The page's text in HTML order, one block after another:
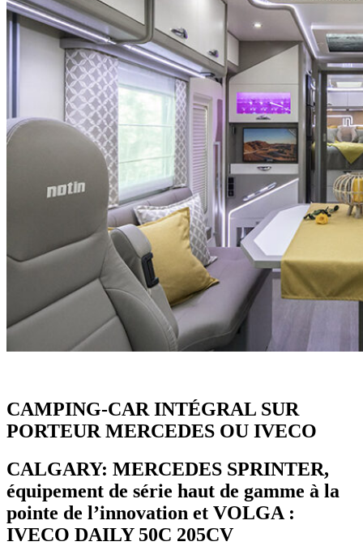
CAMPING-CAR INTÉGRAL SUR
PORTEUR MERCEDES OU IVECO
CALGARY: MERCEDES SPRINTER,
équipement de série haut de gamme à la
pointe de l’innovation et VOLGA :
IVECO DAILY 50C 205CV